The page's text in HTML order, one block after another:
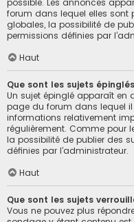
forum dans lequel elles sont
globales, la possibilité de
permissions définies par
Haut
Que sont les sujets
Un sujet épinglé apparaît en
page du forum dans lequel
informations relativement
régulièrement. Comme pour
la possibilité de publier des
définies par l’administrateur.
Haut
Que sont les sujets
Vous ne pouvez plus